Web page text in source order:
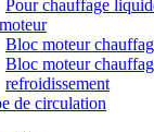
Pour chauffage
Bloc moteur
Bloc moteur
refroidissement
de circulation